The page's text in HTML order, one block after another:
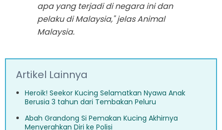
apa yang terjadi di negara ini dan
pelaku di Malaysia," jelas Animal
Malaysia.
Artikel Lainnya
Heroik! Seekor Kucing Selamatkan Nyawa Anak
Berusia 3 tahun dari Tembakan Peluru
Abah Grandong Si Pemakan Kucing Akhirnya
Menyerahkan Diri ke Polisi